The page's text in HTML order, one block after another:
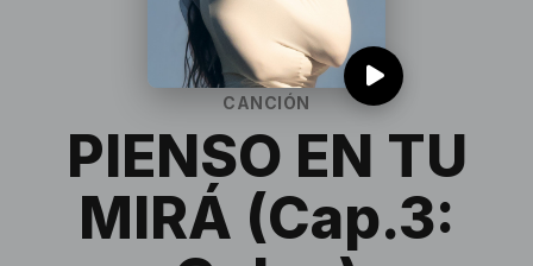
CANCIÓN
PIENSO EN TU
MIRÁ (Cap.3: